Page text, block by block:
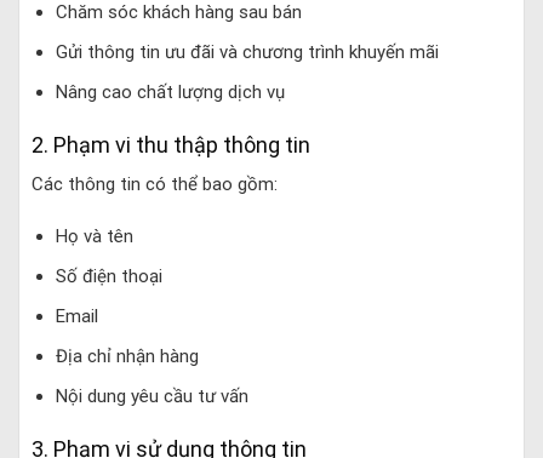
Chăm sóc khách hàng sau bán
Gửi thông tin ưu đãi và chương trình khuyến mãi
Nâng cao chất lượng dịch vụ
2. Phạm vi thu thập thông tin
Các thông tin có thể bao gồm:
Họ và tên
Số điện thoại
Email
Địa chỉ nhận hàng
Nội dung yêu cầu tư vấn
3. Phạm vi sử dụng thông tin